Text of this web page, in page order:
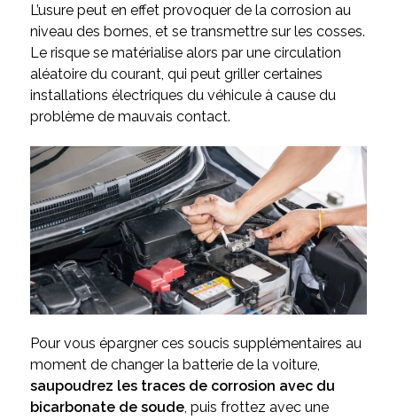
L’usure peut en effet provoquer de la corrosion au
niveau des bornes, et se transmettre sur les cosses.
Le risque se matérialise alors par une circulation
aléatoire du courant, qui peut griller certaines
installations électriques du véhicule à cause du
problème de mauvais contact.
Pour vous épargner ces soucis supplémentaires au
moment de changer la batterie de la voiture,
saupoudrez les traces de corrosion avec du
bicarbonate de soude, puis frottez avec une